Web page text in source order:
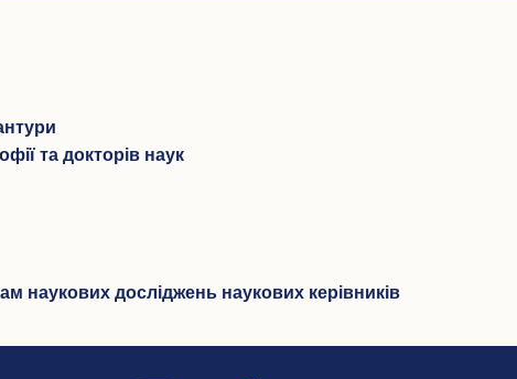
та докторів наук
наукових досліджень наукових керівників